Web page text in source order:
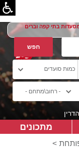
בתי קפה וברים
מתכונים
>